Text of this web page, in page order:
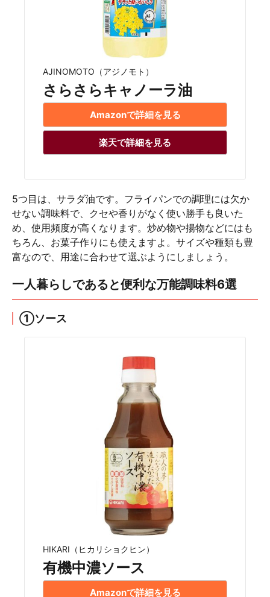
AJINOMOTO（アジノモト）
さらさらキャノーラ油
Amazonで詳細を見る
楽天で詳細を見る
5つ目は、サラダ油です。フライパンでの調理には欠か
せない調味料で、クセや香りがなく使い勝手も良いた
め、使用頻度が高くなります。炒め物や揚物などにはも
ちろん、お菓子作りにも使えますよ。サイズや種類も豊
富なので、用途に合わせて選ぶようにしましょう。
一人暮らしであると便利な万能調味料6選
①ソース
HIKARI（ヒカリショクヒン）
有機中濃ソース
Amazonで詳細を見る